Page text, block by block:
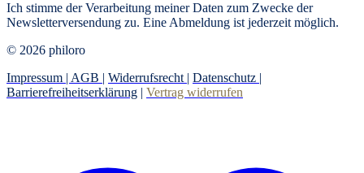
Ich stimme der Verarbeitung meiner Daten zum Zwecke der
Newsletterversendung zu. Eine Abmeldung ist jederzeit möglich.
© 2026 philoro
Impressum | AGB | Widerrufsrecht | Datenschutz |
Barrierefreiheitserklärung | Vertrag widerrufen